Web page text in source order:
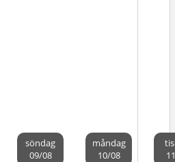
söndag
09/08
måndag
10/08